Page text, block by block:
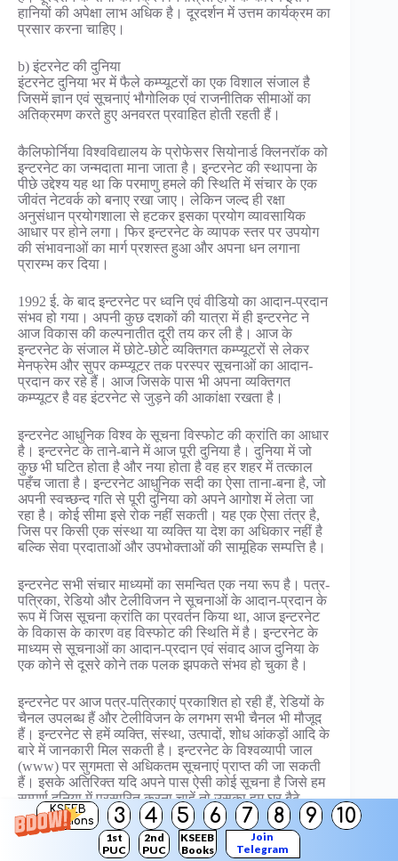
KSEEB
Solutions
3 4 5 6 7 8 9 10
1st
PUC
2nd
PUC
KSEEB
Books
Join
Telegram
हानियों की अपेक्षा लाभ अधिक है। दूरदर्शन में उत्तम कार्यक्रम का
प्रसार करना चाहिए।
b) इंटरनेट की दुनिया
इंटरनेट दुनिया भर में फैले कम्प्यूटरों का एक विशाल संजाल है
जिसमें ज्ञान एवं सूचनाएं भौगोलिक एवं राजनीतिक सीमाओं का
अतिक्रमण करते हुए अनवरत प्रवाहित होती रहती हैं।
कैलिफोर्निया विश्वविद्यालय के प्रोफेसर सियोनार्ड क्लिनरॉक को
इन्टरनेट का जन्मदाता माना जाता है। इन्टरनेट की स्थापना के
पीछे उद्देश्य यह था कि परमाणु हमले की स्थिति में संचार के एक
जीवंत नेटवर्क को बनाए रखा जाए। लेकिन जल्द ही रक्षा
अनुसंधान प्रयोगशाला से हटकर इसका प्रयोग व्यावसायिक
आधार पर होने लगा। फिर इन्टरनेट के व्यापक स्तर पर उपयोग
की संभावनाओं का मार्ग प्रशस्त हुआ और अपना धन लगाना
प्रारम्भ कर दिया।
1992 ई. के बाद इन्टरनेट पर ध्वनि एवं वीडियो का आदान-प्रदान
संभव हो गया। अपनी कुछ दशकों की यात्रा में ही इन्टरनेट ने
आज विकास की कल्पनातीत दूरी तय कर ली है। आज के
इन्टरनेट के संजाल में छोटे-छोटे व्यक्तिगत कम्प्यूटरों से लेकर
मेनफ्रेम और सुपर कम्प्यूटर तक परस्पर सूचनाओं का आदान-
प्रदान कर रहे हैं। आज जिसके पास भी अपना व्यक्तिगत
कम्प्यूटर है वह इंटरनेट से जुड़ने की आकांक्षा रखता है।
इन्टरनेट आधुनिक विश्व के सूचना विस्फोट की क्रांति का आधार
है। इन्टरनेट के ताने-बाने में आज पूरी दुनिया है। दुनिया में जो
कुछ भी घटित होता है और नया होता है वह हर शहर में तत्काल
पहँच जाता है। इन्टरनेट आधुनिक सदी का ऐसा ताना-बना है, जो
अपनी स्वच्छन्द गति से पूरी दुनिया को अपने आगोश में लेता जा
रहा है। कोई सीमा इसे रोक नहीं सकती। यह एक ऐसा तंत्र है,
जिस पर किसी एक संस्था या व्यक्ति या देश का अधिकार नहीं है
बल्कि सेवा प्रदाताओं और उपभोक्ताओं की सामूहिक सम्पत्ति है।
इन्टरनेट सभी संचार माध्यमों का समन्वित एक नया रूप है। पत्र-
पत्रिका, रेडियो और टेलीविजन ने सूचनाओं के आदान-प्रदान के
रूप में जिस सूचना क्रांति का प्रवर्तन किया था, आज इन्टरनेट
के विकास के कारण वह विस्फोट की स्थिति में है। इन्टरनेट के
माध्यम से सूचनाओं का आदान-प्रदान एवं संवाद आज दुनिया के
एक कोने से दूसरे कोने तक पलक झपकते संभव हो चुका है।
इन्टरनेट पर आज पत्र-पत्रिकाएं प्रकाशित हो रही हैं, रेडियों के
चैनल उपलब्ध हैं और टेलीविजन के लगभग सभी चैनल भी मौजूद
हैं। इन्टरनेट से हमें व्यक्ति, संस्था, उत्पादों, शोध आंकड़ों आदि के
बारे में जानकारी मिल सकती है। इन्टरनेट के विश्वव्यापी जाल
(www) पर सुगमता से अधिकतम सूचनाएं प्राप्त की जा सकती
हैं। इसके अतिरिक्त यदि अपने पास ऐसी कोई सूचना है जिसे हम
सम्पूर्ण दुनिया में प्रसारित करना चाहें तो उसका हम घर बैठे
इन्टरनेट के माध्यम से वैश्विक स्तर पर विज्ञापन कर सकते हैं।
हम अपने और अपनी संस्था तथा उसकी गतिविधियों, विशेषताओं
आदि के बारे में इन्टरनेट पर अपना होमपेज बनाकर छोड़ सकते